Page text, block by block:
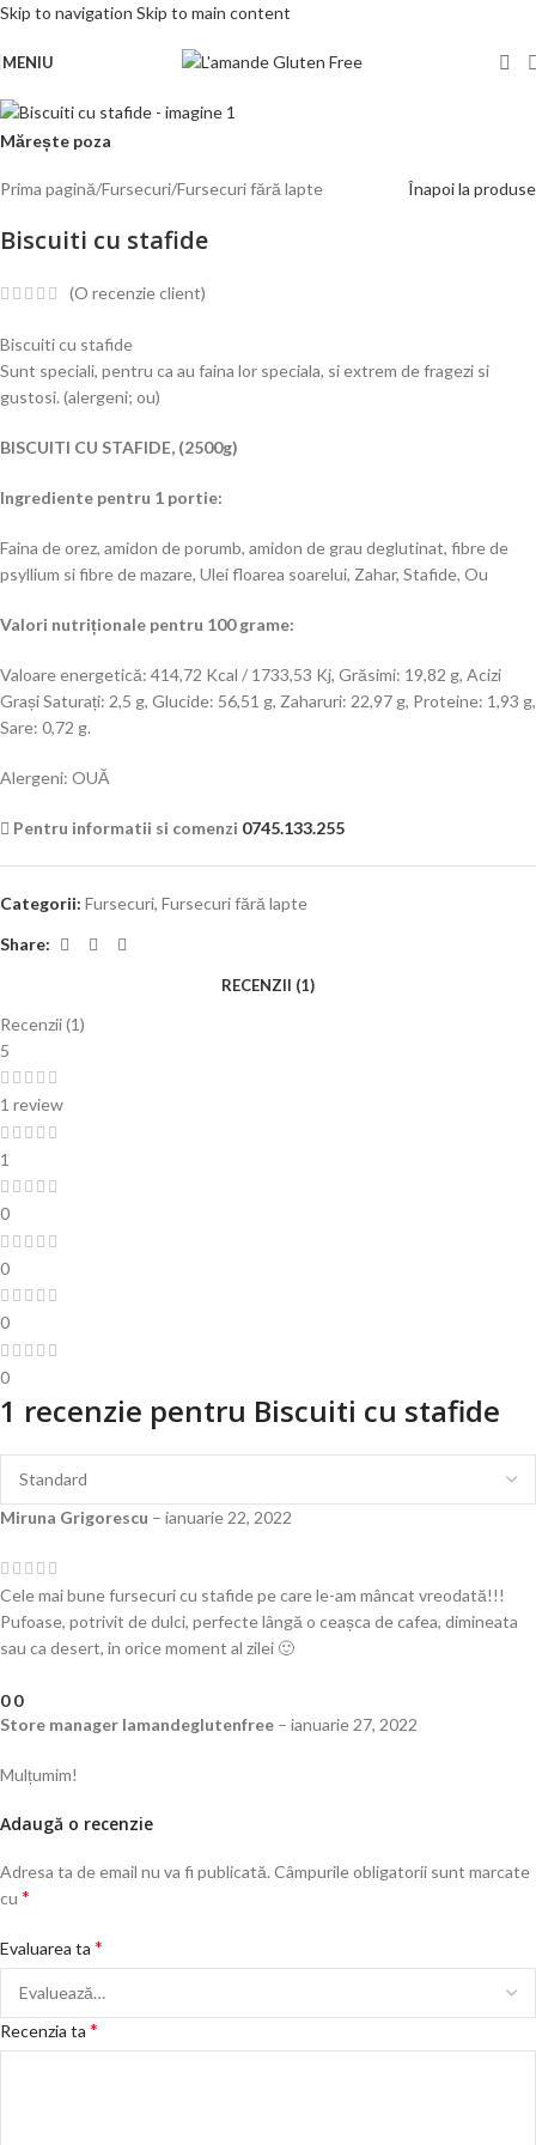
Skip to navigation Skip to main content
MENIU
Mărește poza
Prima pagină/Fursecuri/Fursecuri fără lapte Înapoi la produse
Biscuiti cu stafide
(O recenzie client)
Biscuiti cu stafide
Sunt speciali, pentru ca au faina lor speciala, si extrem de fragezi si
gustosi. (alergeni; ou)
BISCUITI CU STAFIDE, (2500g)
Ingrediente pentru 1 portie:
Faina de orez, amidon de porumb, amidon de grau deglutinat, fibre de
psyllium si fibre de mazare, Ulei floarea soarelui, Zahar, Stafide, Ou
Valori nutriționale pentru 100 grame:
Valoare energetică: 414,72 Kcal / 1733,53 Kj, Grăsimi: 19,82 g, Acizi
Grași Saturați: 2,5 g, Glucide: 56,51 g, Zaharuri: 22,97 g, Proteine: 1,93 g,
Sare: 0,72 g.
Alergeni: OUĂ
Pentru informatii si comenzi 0745.133.255
Categorii: Fursecuri, Fursecuri fără lapte
Share:
RECENZII (1)
Recenzii (1)
5
1 review
1
0
0
0
0
1 recenzie pentru Biscuiti cu stafide
Miruna Grigorescu – ianuarie 22, 2022
Cele mai bune fursecuri cu stafide pe care le-am mâncat vreodată!!!
Pufoase, potrivit de dulci, perfecte lângă o ceașca de cafea, dimineata
sau ca desert, in orice moment al zilei 🙂
0 0
Store manager lamandeglutenfree – ianuarie 27, 2022
Mulțumim!
Adaugă o recenzie
Adresa ta de email nu va fi publicată. Câmpurile obligatorii sunt marcate
cu *
Evaluarea ta *
Recenzia ta *